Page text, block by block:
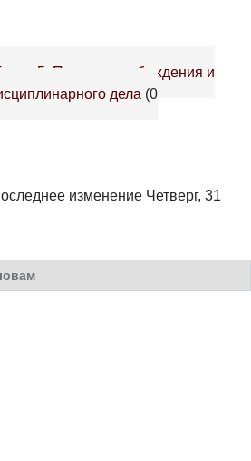
5. Порядок возбуждения и
дела (0
изменение Четверг, 31